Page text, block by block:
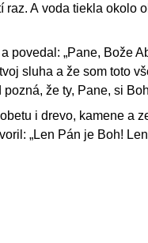
raz. A voda tiekla okolo
povedal: „Pane, Bože
sluha a že som toto
že ty, Pane, si
i drevo, kamene a
„Len Pán je Boh!